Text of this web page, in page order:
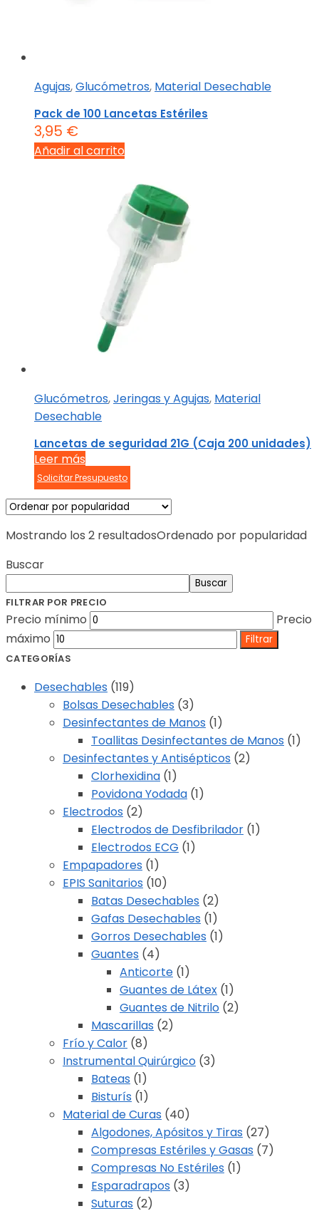
Agujas,Glucómetros, Material Desechable
Pack de 100 Lancetas Estériles
3,95 €
Añadir al carrito
Glucómetros,Jeringas y Agujas, Material
Desechable
Lancetas de seguridad 21G (Caja 200 unidades)
Leer más
Solicitar Presupuesto
Mostrando los 2 resultadosOrdenado por popularidad
Buscar
Buscar
FILTRAR POR PRECIO
Precio mínimo
Precio
máximo
Filtrar
CATEGORÍAS
Desechables (119)
Bolsas Desechables (3)
Desinfectantes de Manos (1)
Toallitas Desinfectantes de Manos (1)
Desinfectantes y Antisépticos (2)
Clorhexidina (1)
Povidona Yodada (1)
Electrodos (2)
Electrodos de Desfibrilador (1)
Electrodos ECG (1)
Empapadores (1)
EPIS Sanitarios (10)
Batas Desechables (2)
Gafas Desechables (1)
Gorros Desechables (1)
Guantes (4)
Anticorte (1)
Guantes de Látex (1)
Guantes de Nitrilo (2)
Mascarillas (2)
Frío y Calor (8)
Instrumental Quirúrgico (3)
Bateas (1)
Bisturís (1)
Material de Curas (40)
Algodones, Apósitos y Tiras (27)
Compresas Estériles y Gasas (7)
Compresas No Estériles (1)
Esparadrapos (3)
Suturas (2)